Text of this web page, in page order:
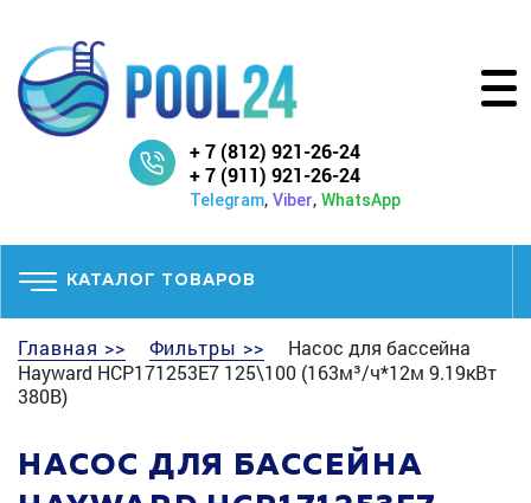
+ 7 (812) 921-26-24
+ 7 (911) 921-26-24
Telegram, Viber, WhatsApp
КАТАЛОГ ТОВАРОВ
Главная >> Фильтры >>
Насос для бассейна
Hayward HCP171253E7 125\100 (163м³/ч*12м 9.19кВт
380В)
НАСОС ДЛЯ БАССЕЙНА